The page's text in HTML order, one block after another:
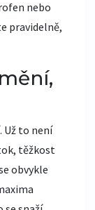
nebo
pravidelně,
Už to není
těžkost
obvykle